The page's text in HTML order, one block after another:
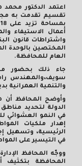
اعتمد الدكتور
تقسيم تقدمت به
أعمال الاستيفاء
المختصين بالوحدة
العام للمحافظة.
جاء ذلك بحضور
سويف،والمهندس
والتنمية العمرانية
وأوضح المحافظ أن
الدولة لتحديد مناطق
في النمو العشوائي
إهدار ملكيات
الرئيسية، وتسهيل
في التيسير على
ووجّه المحافظ
المحافظة بتكثيف